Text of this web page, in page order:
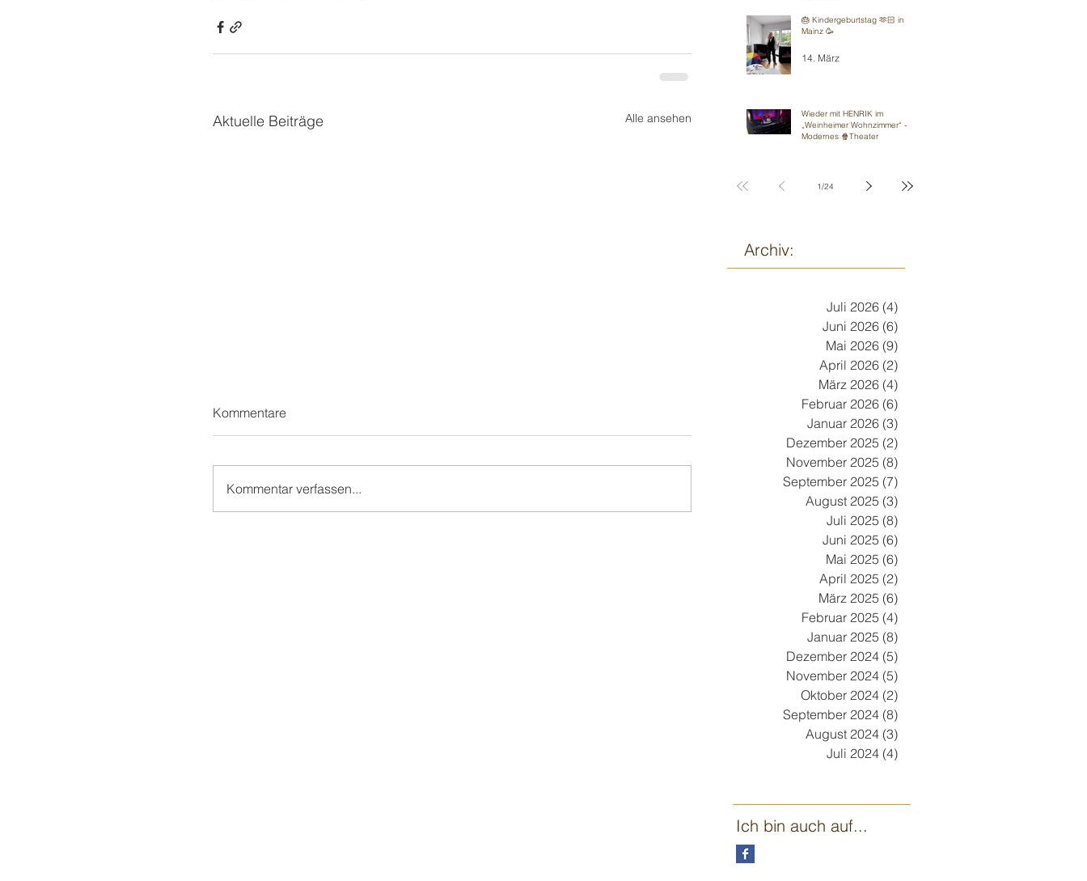
Aktuelle Beiträge Alle ansehen
Kommentare
Kommentar verfassen...
🎂 Kindergeburtstag 🫶🏻 in
Mainz 🥳
14. März
Wieder mit HENRIK im
„Weinheimer Wohnzimmer“ -
Modernes 🍿Theater
1/24
Archiv:
Juli 2026 (4)
Juni 2026 (6)
Mai 2026 (9)
April 2026 (2)
März 2026 (4)
Februar 2026 (6)
Januar 2026 (3)
Dezember 2025 (2)
November 2025 (8)
September 2025 (7)
August 2025 (3)
Juli 2025 (8)
Juni 2025 (6)
Mai 2025 (6)
April 2025 (2)
März 2025 (6)
Februar 2025 (4)
Januar 2025 (8)
Dezember 2024 (5)
November 2024 (5)
Oktober 2024 (2)
September 2024 (8)
August 2024 (3)
Juli 2024 (4)
Ich bin auch auf...